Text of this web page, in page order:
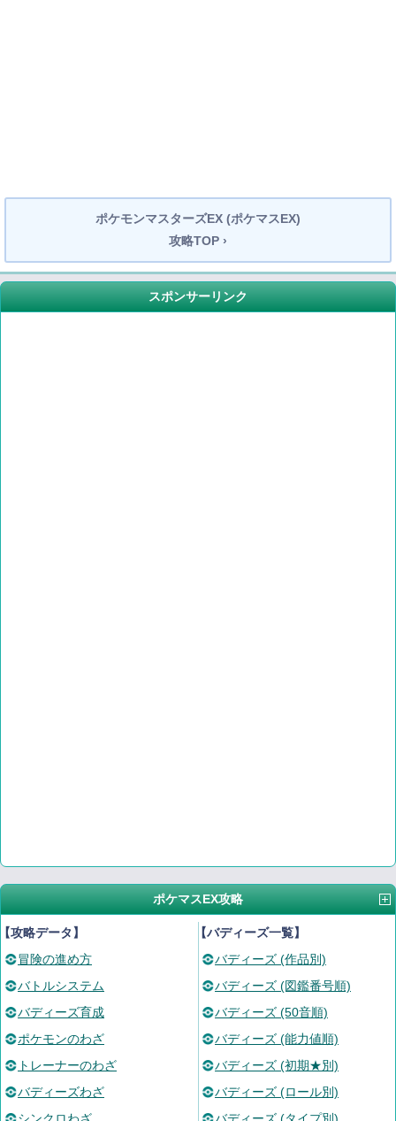
ポケモンマスターズEX (ポケマスEX)
攻略TOP ›
スポンサーリンク
ポケマスEX攻略
攻略データ】
冒険の進め方
バトルシステム
バディーズ育成
ポケモンのわざ
トレーナーのわざ
バディーズわざ
【バディーズ一覧】
バディーズ (作品別)
バディーズ (図鑑番号順)
バディーズ (50音順)
バディーズ (能力値順)
バディーズ (初期★別)
バディーズ (ロール別)